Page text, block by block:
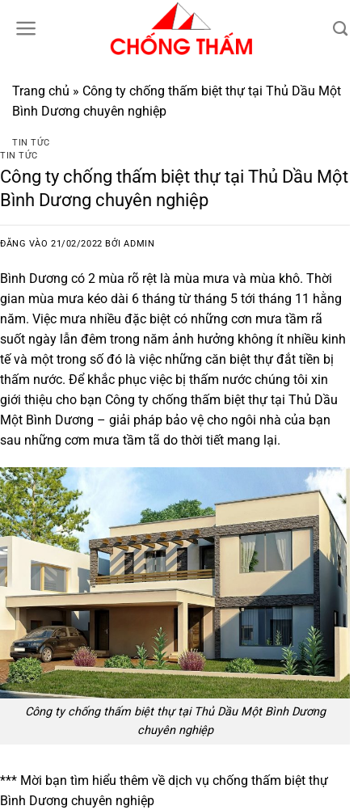
qua
Trang chủ » Công ty chống thấm biệt thự tại Thủ Dầu Một
Bình Dương chuyên nghiệp
TIN TỨC
TIN TỨC
Công ty chống thấm biệt thự tại Thủ Dầu Một
Bình Dương chuyên nghiệp
ĐĂNG VÀO21/02/2022 BỞIADMIN
Bình Dương có 2 mùa rõ rệt là mùa mưa và mùa khô. Thời
gian mùa mưa kéo dài 6 tháng từ tháng 5 tới tháng 11 hằng
năm. Việc mưa nhiều đặc biệt có những cơn mưa tầm rã
suốt ngày lẫn đêm trong năm ảnh hưởng không ít nhiều kinh
tế và một trong số đó là việc những căn biệt thự đắt tiền bị
thấm nước. Để khắc phục việc bị thấm nước chúng tôi xin
giới thiệu cho bạn Công ty chống thấm biệt thự tại Thủ Dầu
Một Bình Dương – giải pháp bảo vệ cho ngôi nhà của bạn
sau những cơm mưa tầm tã do thời tiết mang lại.
Công ty chống thấm biệt thự tại Thủ Dầu Một Bình Dương
chuyên nghiệp
*** Mời bạn tìm hiểu thêm về dịch vụ chống thấm biệt thự
Bình Dương chuyên nghiệp